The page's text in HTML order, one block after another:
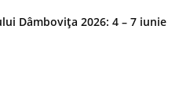
Dâmbovița 2026: 4 – 7 iunie